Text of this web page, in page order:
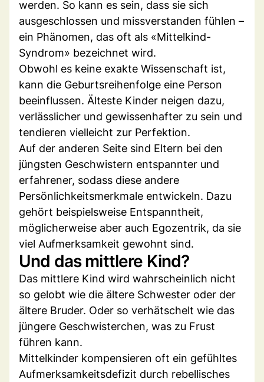
werden. So kann es sein, dass sie sich
ausgeschlossen und missverstanden fühlen –
ein Phänomen, das oft als «Mittelkind-
Syndrom» bezeichnet wird.
Obwohl es keine exakte Wissenschaft ist,
kann die Geburtsreihenfolge eine Person
beeinflussen. Älteste Kinder neigen dazu,
verlässlicher und gewissenhafter zu sein und
tendieren vielleicht zur Perfektion.
Auf der anderen Seite sind Eltern bei den
jüngsten Geschwistern entspannter und
erfahrener, sodass diese andere
Persönlichkeitsmerkmale entwickeln. Dazu
gehört beispielsweise Entspanntheit,
möglicherweise aber auch Egozentrik, da sie
viel Aufmerksamkeit gewohnt sind.
Und das mittlere Kind?
Das mittlere Kind wird wahrscheinlich nicht
so gelobt wie die ältere Schwester oder der
ältere Bruder. Oder so verhätschelt wie das
jüngere Geschwisterchen, was zu Frust
führen kann.
Mittelkinder kompensieren oft ein gefühltes
Aufmerksamkeitsdefizit durch rebellisches